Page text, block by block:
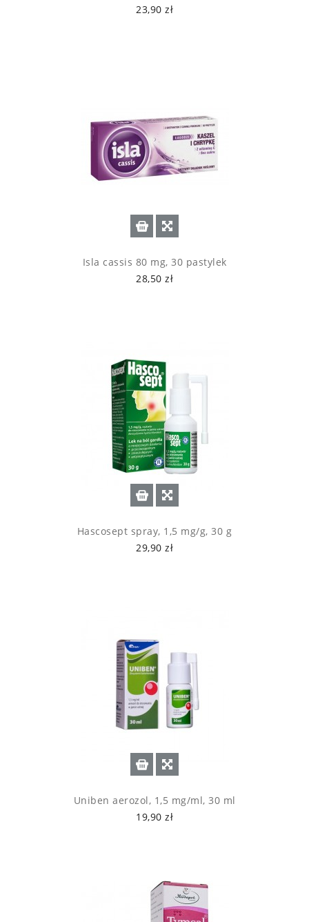
23,90 zł
Isla cassis 80 mg, 30 pastylek
28,50 zł
Hascosept spray, 1,5 mg/g, 30 g
29,90 zł
Uniben aerozol, 1,5 mg/ml, 30 ml
19,90 zł